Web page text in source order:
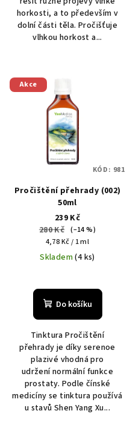
horkosti, a to především v
dolní části těla. Pročišťuje
vlhkou horkost a...
Akce
Pročištění přehrady (002)
50ml
239 Kč
280 Kč (–14 %)
Měrná
cena:
4,78 Kč / 1 ml
Skladem(4 ks)
Do košíku
Tinktura Pročištění
přehrady je díky serenoe
plazivé vhodná pro
udržení normální funkce
prostaty. Podle čínské
medicíny se tinktura používá
u stavů Shen Yang Xu...
KÓD: 981